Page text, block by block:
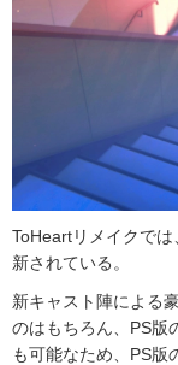
ToHeartリメイクで
新されている。
新キャスト陣による
のはもちろん、PS版
も可能なため、PS版